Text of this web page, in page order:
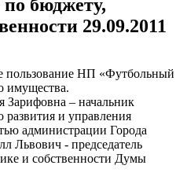
бюджету,
29.09.2011
пользование НП «Футбольный
имущества.
Зарифовна – начальник
развития и управления
администрации Города
Львович - председатель
и собственности Думы